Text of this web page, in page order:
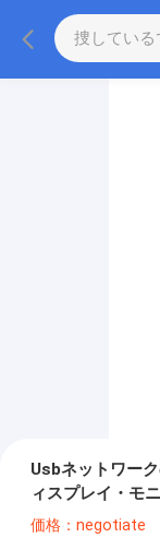
Usbネットワー
ィスプレイ・モ
もつOS
価格：negotiate